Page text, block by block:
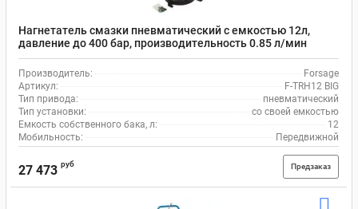
Нагнетатель смазки пневматический с емкостью 12л,
давление до 400 бар, производительность 0.85 л/мин
Forsage F-TRH12 BIG
Производитель:
Forsage
Артикул:
F-TRH12 BIG
Тип привода:
пневматический
Тип установки:
со своей емкостью
Емкость собственного бака, л:
12
Мобильность:
Передвижной
27 473 руб Предзаказ